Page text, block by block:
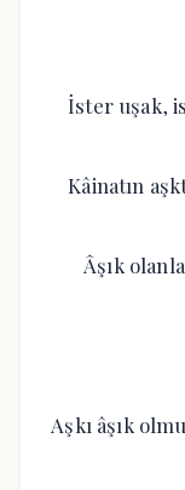
İster uşak,
Kâinatın
Âşık
Aşkı âşık